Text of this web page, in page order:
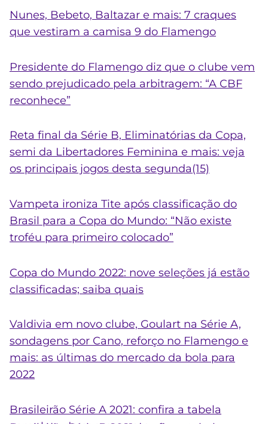
Nunes, Bebeto, Baltazar e mais: 7 craques
que vestiram a camisa 9 do Flamengo
Presidente do Flamengo diz que o clube vem
sendo prejudicado pela arbitragem: “A CBF
reconhece”
Reta final da Série B, Eliminatórias da Copa,
semi da Libertadores Feminina e mais: veja
os principais jogos desta segunda(15)
Vampeta ironiza Tite após classificação do
Brasil para a Copa do Mundo: “Não existe
troféu para primeiro colocado”
Copa do Mundo 2022: nove seleções já estão
classificadas; saiba quais
Valdivia em novo clube, Goulart na Série A,
sondagens por Cano, reforço no Flamengo e
mais: as últimas do mercado da bola para
2022
Brasileirão Série A 2021: confira a tabela